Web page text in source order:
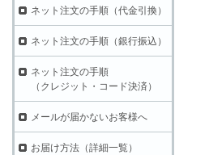
ネット注文の手順（代金引換）
ネット注文の手順（銀行振込）
ネット注文の手順
（クレジット・コード決済）
メールが届かないお客様へ
お届け方法（詳細一覧）